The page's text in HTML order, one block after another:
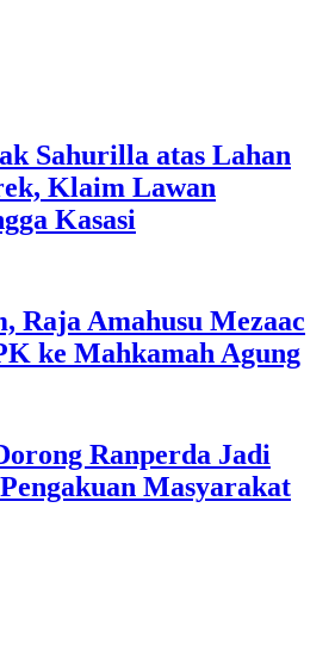
Sahurilla atas Lahan
Klaim Lawan
Kasasi
Raja Amahusu Mezaac
ke Mahkamah Agung
Ranperda Jadi
Masyarakat